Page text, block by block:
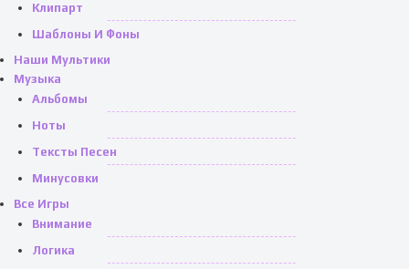
Клипарт
Шаблоны И Фоны
Наши Мультики
Музыка
Альбомы
Ноты
Тексты Песен
Минусовки
Все Игры
Внимание
Логика